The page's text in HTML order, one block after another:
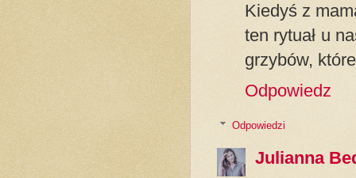
Kiedyś z
ten rytuał u
grzybów,
Odpowiedz
Odpowiedzi
Julianna